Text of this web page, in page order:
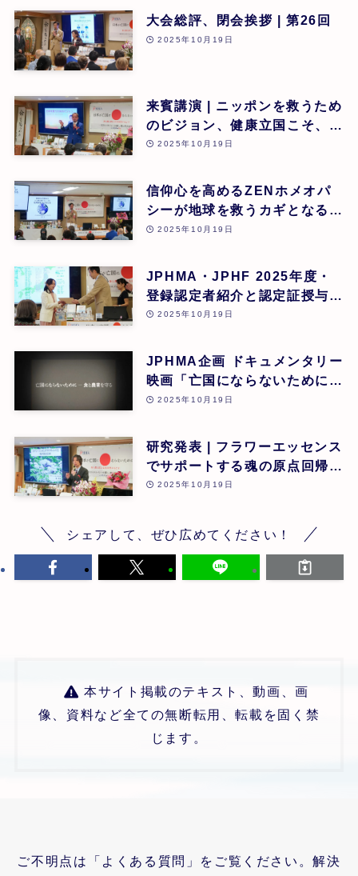
大会総評、閉会挨拶 | 第26回
2025年10月19日
来賓講演 | ニッポンを救うため
のビジョン、健康立国こそ、日
本再生の道 | 吉野敏明(医療法
ック 院長) | 第26回
2025年10月19日
信仰心を高めるZENホメオパ
シーが地球を救うカギとなる |
道繁良 | 第26回
2025年10月19日
JPHMA・JPHF 2025年度・
登録認定者紹介と認定証授与式
| 第26回
2025年10月19日
JPHMA企画 ドキュメンタリー
映画「亡国にならないために食
と農業を守る」 | 第26回
2025年10月19日
研究発表 | フラワーエッセンス
でサポートする魂の原点回帰 |
東昭史 | 第26回
2025年10月19日
シェアして、ぜひ広めてください！
本サイト掲載のテキスト、動画、画
像、資料など全ての無断転用、転載を固く禁
じます。
ご不明点は「よくある質問」をご覧ください。解決